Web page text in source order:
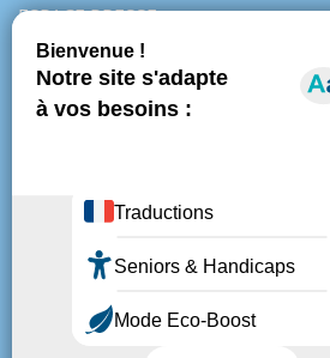
ESPACE PRESSE